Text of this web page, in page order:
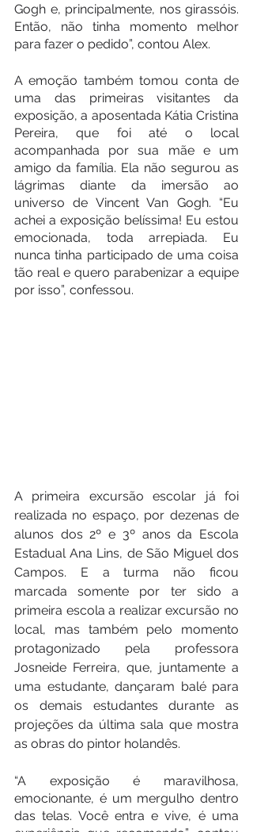
Gogh e, principalmente, nos girassóis.
Então, não tinha momento melhor
para fazer o pedido”, contou Alex.
A emoção também tomou conta de
uma das primeiras visitantes da
exposição, a aposentada Kátia Cristina
Pereira, que foi até o local
acompanhada por sua mãe e um
amigo da família. Ela não segurou as
lágrimas diante da imersão ao
universo de Vincent Van Gogh. “Eu
achei a exposição belíssima! Eu estou
emocionada, toda arrepiada. Eu
nunca tinha participado de uma coisa
tão real e quero parabenizar a equipe
por isso”, confessou.
A primeira excursão escolar já foi
realizada no espaço, por dezenas de
alunos dos 2º e 3º anos da Escola
Estadual Ana Lins, de São Miguel dos
Campos. E a turma não ficou
marcada somente por ter sido a
primeira escola a realizar excursão no
local, mas também pelo momento
protagonizado pela professora
Josneide Ferreira, que, juntamente a
uma estudante, dançaram balé para
os demais estudantes durante as
projeções da última sala que mostra
as obras do pintor holandês.
“A exposição é maravilhosa,
emocionante, é um mergulho dentro
das telas. Você entra e vive, é uma